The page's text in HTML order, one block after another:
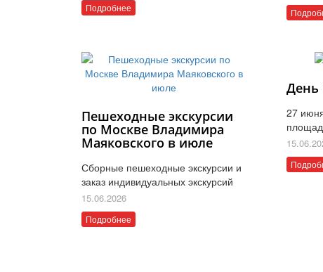
Подробнее
Пешеходные экскурсии
по Москве Владимира
Маяковского в июле
Сборные пешеходные экскурсии и
заказ индивидуальных экскурсий
15.06.2026
Подробнее
День
27